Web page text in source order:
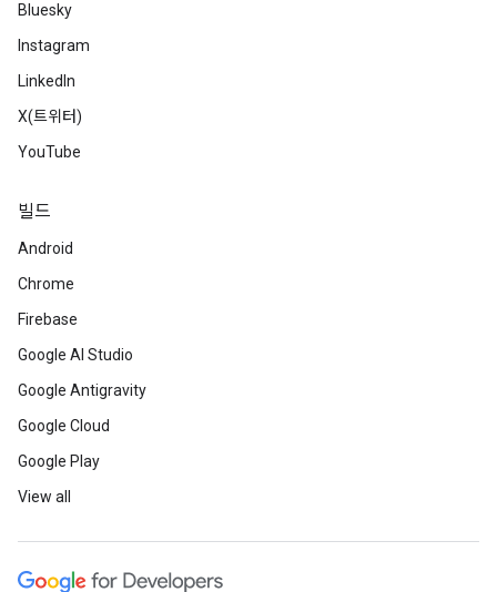
Bluesky
Instagram
LinkedIn
X(트위터)
YouTube
빌드
Android
Chrome
Firebase
Google AI Studio
Google Antigravity
Google Cloud
Google Play
View all